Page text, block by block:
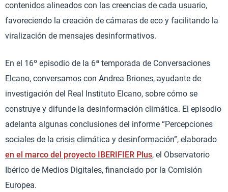
contenidos alineados con las creencias de cada usuario,
favoreciendo la creación de cámaras de eco y facilitando la
viralización de mensajes desinformativos.
En el 16º episodio de la 6ª temporada de Conversaciones
Elcano, conversamos con Andrea Briones, ayudante de
investigación del Real Instituto Elcano, sobre cómo se
construye y difunde la desinformación climática. El episodio
adelanta algunas conclusiones del informe “Percepciones
sociales de la crisis climática y desinformación”, elaborado
en el marco del proyecto IBERIFIER Plus, el Observatorio
Ibérico de Medios Digitales, financiado por la Comisión
Europea.